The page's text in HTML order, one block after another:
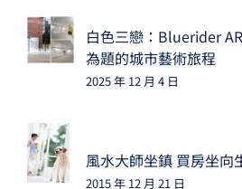
白色三戀：Bluerider
為題的城市藝術旅程
2025 年 12 月 4 日
風水大師坐鎮 買房坐向
2015 年 12 月 21 日